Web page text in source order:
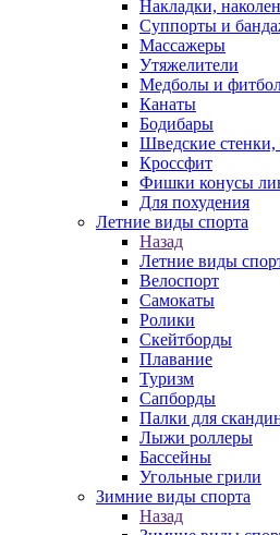
Накладки,
Суппорты и
Массажеры
Утяжелители
Медболы и
Канаты
Бодибары
Шведские
Кроссфит
Фишки конусы
Для похудения
Летние виды спорта
Назад
Летние виды
Велоспорт
Самокаты
Ролики
Скейтборды
Плавание
Туризм
Сапборды
Палки для
Лыжи роллеры
Бассейны
Угольные грили
Зимние виды спорта
Назад